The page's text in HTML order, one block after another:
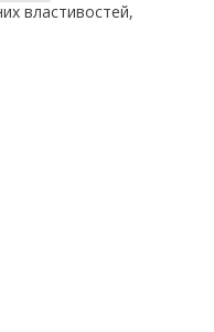
властивостей,